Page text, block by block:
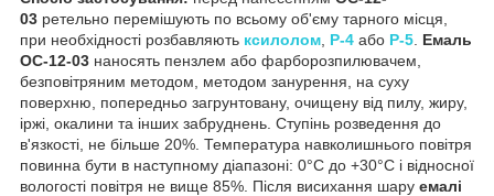
03 ретельно перемішують по всьому об'єму тарного місця,
при необхідності розбавляють ксилолом Р-4 або Р-5 Емаль
ОС-12-03 наносять пензлем або фарборозпилювачем,
безповітряним методом, методом занурення, на суху
поверхню, попередньо загрунтовану, очищену від пилу, жиру,
іржі, окалини та інших забруднень. Ступінь розведення до
в'язкості, не більше 20%. Температура навколишнього повітря
повинна бути в наступному діапазоні: 0°С до +30°С і відносної
вологості повітря не вище 85%. Після висихання шару емалі